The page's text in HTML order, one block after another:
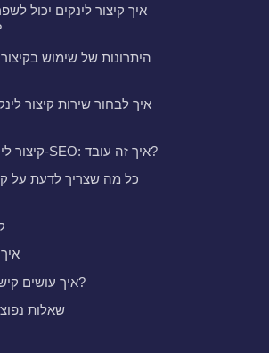
איך קיצור לינקים יכול
היתרונות של שימוש
איך לבחור שירות קיצור
קיצור לינקים ואופטימיזציה ל-SEO: איך זה עובד?
כל מה שצריך לדעת על
איך עושים קישור מקוצר לוואטסאפ?
שאלות